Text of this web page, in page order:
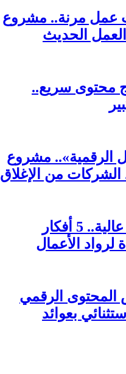
عمل مرنة.. مشروع
الحديث
محتوى سريع..
الرقمية».. مشروع
الشركات من الإغلاق
بتكاليف أقل ومرونة عالية.. 5 أفكار
لرواد الأعمال
المحتوى الرقمي
بعوائد